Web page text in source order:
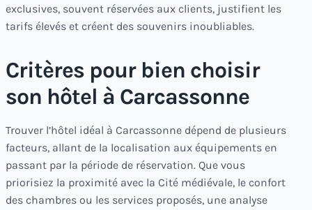
exclusives, souvent réservées aux clients, justifient les
tarifs élevés et créent des souvenirs inoubliables.
Critères pour bien choisir
son hôtel à Carcassonne
Trouver l’hôtel idéal à Carcassonne dépend de plusieurs
facteurs, allant de la localisation aux équipements en
passant par la période de réservation. Que vous
priorisiez la proximité avec la Cité médiévale, le confort
des chambres ou les services proposés, une analyse